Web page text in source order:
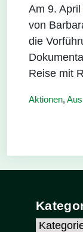
Am 9.
von
die
Reise mit
Aktionen,